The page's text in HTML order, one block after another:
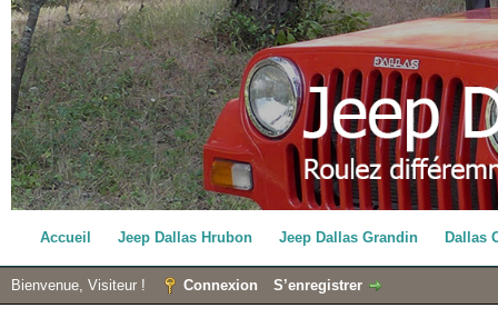
Accueil Jeep Dallas Hrubon Jeep Dallas Grandin Dallas
Bienvenue, Visiteur ! Connexion S’enregistrer